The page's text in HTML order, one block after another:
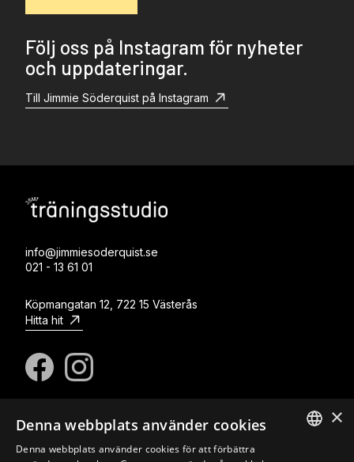
Följ oss på Instagram för nyheter
och uppdateringar.
Till Jimmie Söderquist på Instagram
info@jimmiesoderquist.se
021 - 13 61 01
Köpmangatan 12, 722 15 Västerås
Hitta hit
© Copyright Jimmie Söderquist Massage & Träning
×
Denna webbplats använder cookies
Denna webbplats använder cookies för att förbättra